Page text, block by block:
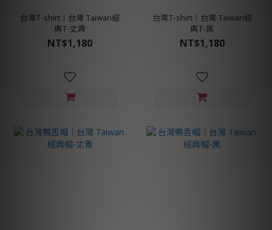
台灣T-shirt│台灣 Taiwan經
典T-丈青
NT$1,180
台灣T-shirt│台灣 Taiwan經
典T-黑
NT$1,180